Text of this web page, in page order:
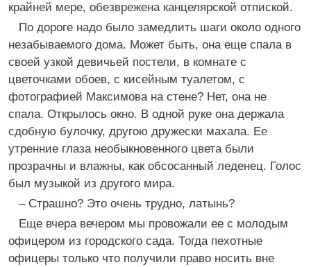
крайней мере, обезврежена канцелярской отпиской.
По дороге надо было замедлить шаги около одного
незабываемого дома. Может быть, она еще спала в
своей узкой девичьей постели, в комнате с
цветочками обоев, с кисейным туалетом, с
фотографией Максимова на стене? Нет, она не
спала. Открылось окно. В одной руке она держала
сдобную булочку, другою дружески махала. Ее
утренние глаза необыкновенного цвета были
прозрачны и влажны, как обсосанный леденец. Голос
был музыкой из другого мира.
– Страшно? Это очень трудно, латынь?
Еще вчера вечером мы провожали ее с молодым
офицером из городского сада. Тогда пехотные
офицеры только что получили право носить вне